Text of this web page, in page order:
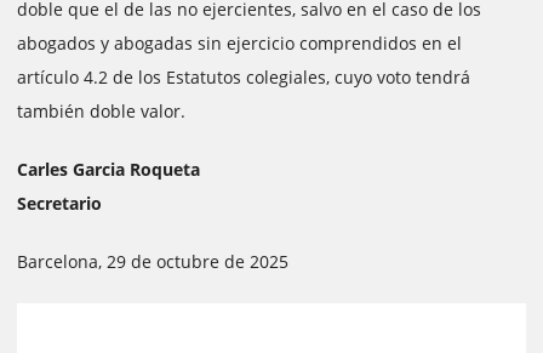
doble que el de las no ejercientes, salvo en el caso de los
abogados y abogadas sin ejercicio comprendidos en el
artículo 4.2 de los Estatutos colegiales, cuyo voto tendrá
también doble valor.
Carles Garcia Roqueta
Secretario
Barcelona, 29 de octubre de 2025